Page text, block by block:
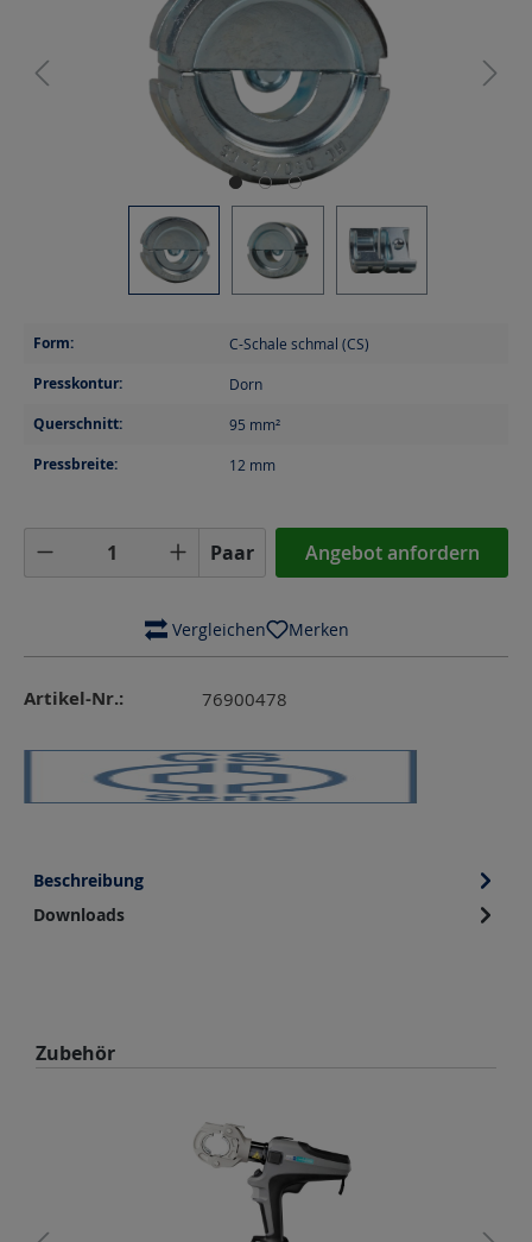
Form: C-Schale schmal (CS)
Presskontur: Dorn
Querschnitt: 95 mm²
Pressbreite: 12 mm
Produkt Anzahl: Gib den gewünschten
Paar Angebot anfordern
Vergleichen Merken
Artikel-Nr.: 76900478
Beschreibung
Downloads
Produktgalerie überspringen
Zubehör